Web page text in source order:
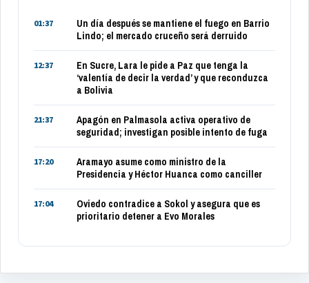
01:37
Un día después se mantiene el fuego en Barrio
Lindo; el mercado cruceño será derruido
12:37
En Sucre, Lara le pide a Paz que tenga la
‘valentía de decir la verdad’ y que reconduzca
a Bolivia
21:37
Apagón en Palmasola activa operativo de
seguridad; investigan posible intento de fuga
17:20
Aramayo asume como ministro de la
Presidencia y Héctor Huanca como canciller
17:04
Oviedo contradice a Sokol y asegura que es
prioritario detener a Evo Morales